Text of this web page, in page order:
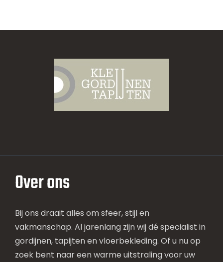
Over ons
Bij ons draait alles om sfeer, stijl en
vakmanschap. Al jarenlang zijn wij dé specialist in
gordijnen, tapijten en vloerbekleding. Of u nu op
zoek bent naar een warme uitstraling voor uw